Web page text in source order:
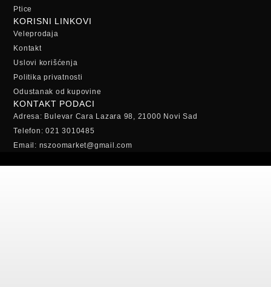
Ptice
KORISNI LINKOVI
Veleprodaja
Kontakt
Uslovi korišćenja
Politika privatnosti
Odustanak od kupovine
KONTAKT PODACI
Adresa: Bulevar Cara Lazara 98, 21000 Novi Sad
Telefon: 021 3010485
Email: nszoomarket@gmail.com